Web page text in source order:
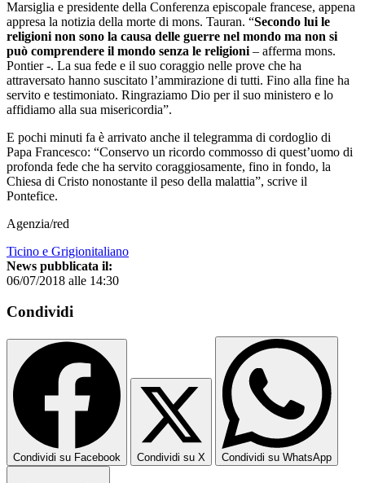
Marsiglia e presidente della Conferenza episcopale francese, appena
appresa la notizia della morte di mons. Tauran. “Secondo lui le
religioni non sono la causa delle guerre nel mondo ma non si
può comprendere il mondo senza le religioni – afferma mons.
Pontier -. La sua fede e il suo coraggio nelle prove che ha
attraversato hanno suscitato l’ammirazione di tutti. Fino alla fine ha
servito e testimoniato. Ringraziamo Dio per il suo ministero e lo
affidiamo alla sua misericordia”.
E pochi minuti fa è arrivato anche il telegramma di cordoglio di
Papa Francesco: “Conservo un ricordo commosso di quest’uomo di
profonda fede che ha servito coraggiosamente, fino in fondo, la
Chiesa di Cristo nonostante il peso della malattia”, scrive il
Pontefice.
Agenzia/red
Ticino e Grigionitaliano
News pubblicata il:
06/07/2018 alle 14:30
Condividi
Condividi su Facebook Condividi su X Condividi su WhatsApp